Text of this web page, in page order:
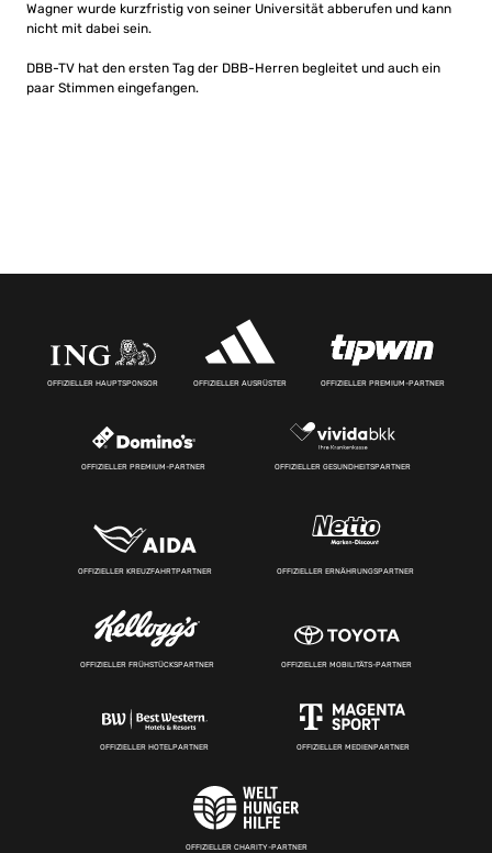
Wagner wurde kurzfristig von seiner Universität abberufen und kann
nicht mit dabei sein.
DBB-TV hat den ersten Tag der DBB-Herren begleitet und auch ein
paar Stimmen eingefangen.
OFFIZIELLER HAUPTSPONSOR OFFIZIELLER AUSRÜSTER OFFIZIELLER PREMIUM-PARTNER
OFFIZIELLER PREMIUM-PARTNER OFFIZIELLER GESUNDHEITSPARTNER
OFFIZIELLER KREUZFAHRTPARTNER OFFIZIELLER ERNÄHRUNGSPARTNER
OFFIZIELLER FRÜHSTÜCKSPARTNER OFFIZIELLER MOBILITÄTS-PARTNER
OFFIZIELLER HOTELPARTNER OFFIZIELLER MEDIENPARTNER
OFFIZIELLER CHARITY-PARTNER